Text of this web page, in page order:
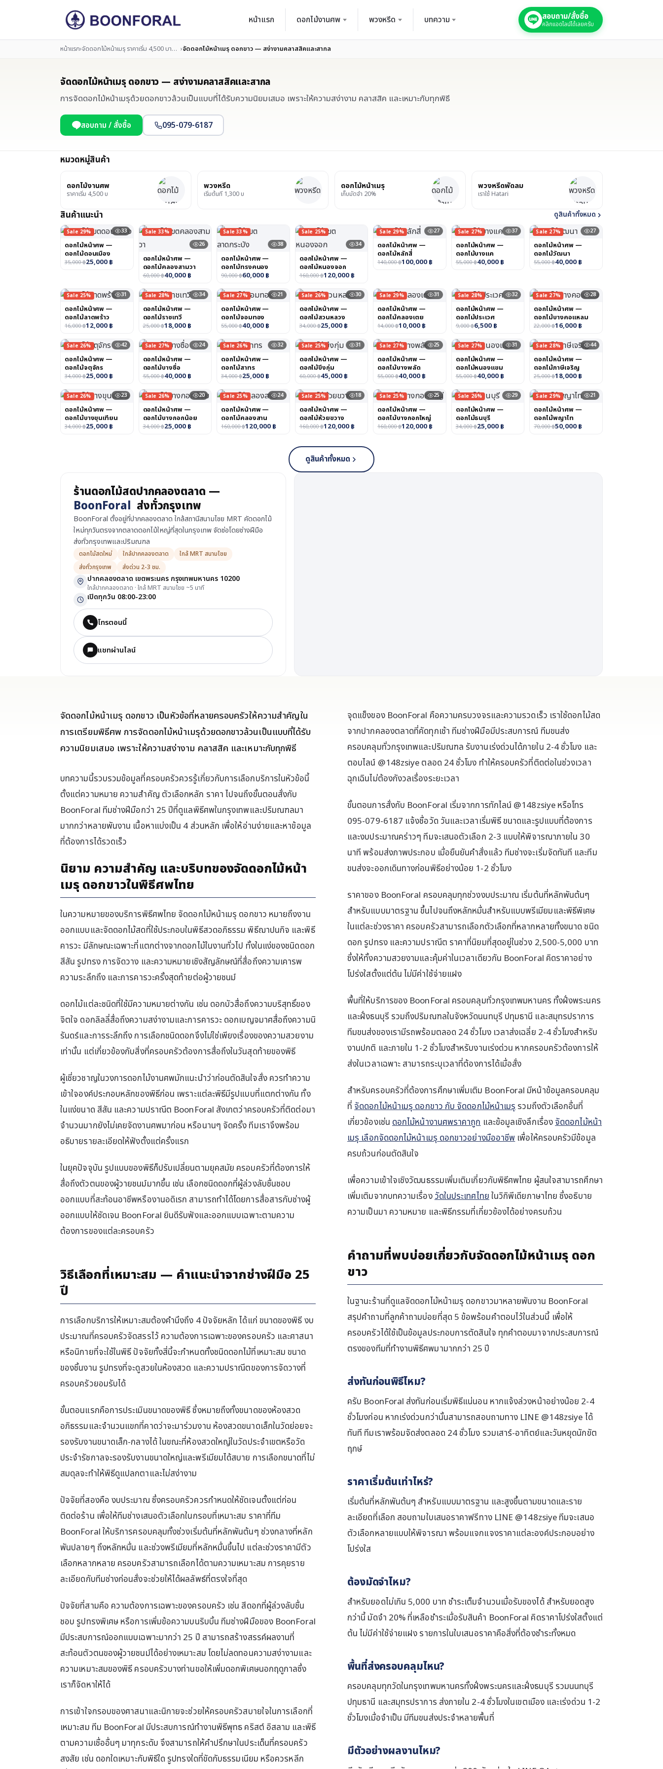
หน้าแรก ดอกไม้งานศพ พวงหรีด บทความ สอบถาม/สั่งซื้อ
คลิกแอดไลน์ได้เลยครับ
หน้าแรก› จัดดอกไม้หน้าเมรุ ราคาเริ่ม 4,500 บาท ครอบคลุมขนาดและสไตล์ทุกพิธี ›จัดดอกไม้หน้าเมรุ ดอกขาว — สง่างามคลาสสิคและสากล
จัดดอกไม้หน้าเมรุ ดอกขาว — สง่างามคลาสสิคและสากล
การจัดดอกไม้หน้าเมรุด้วยดอกขาวล้วนเป็นแบบที่ได้รับความนิยมเสมอ เพราะให้ความสง่างาม คลาสสิค และเหมาะกับทุกพิธี
สอบถาม / สั่งซื้อ 095-079-6187
หมวดหมู่สินค้า
ดอกไม้งานศพ
ราคาเริ่ม 4,500 บ
พวงหรีด
เริ่มต้นที่ 1,300 บ
ดอกไม้หน้าเมรุ
เก็บมัดจำ 20%
พวงหรีดพัดลม
เราใช้ Hatari
สินค้าแนะนำ ดูสินค้าทั้งหมด
Sale 29% 33
ดอกไม้หน้าศพ —
ดอกไม้ดอนเมือง
35,000฿25,000 ฿
Sale 33%
26
ดอกไม้หน้าศพ —
ดอกไม้คลองสามวา
60,000฿40,000 ฿
Sale 33%
38
ดอกไม้หน้าศพ —
ดอกไม้ทรงคนอง
90,000฿60,000 ฿
Sale 25%
34
ดอกไม้หน้าศพ —
ดอกไม้หนองจอก
160,000฿120,000 ฿
Sale 29% 27
ดอกไม้หน้าศพ —
ดอกไม้หลักสี่
140,000฿100,000 ฿
Sale 27% 37
ดอกไม้หน้าศพ —
ดอกไม้บางแค
55,000฿40,000 ฿
Sale 27% 27
ดอกไม้หน้าศพ —
ดอกไม้วัฒนา
55,000฿40,000 ฿
Sale 25% 31
ดอกไม้หน้าศพ —
ดอกไม้ลาดพร้าว
16,000฿12,000 ฿
Sale 28% 34
ดอกไม้หน้าศพ —
ดอกไม้ราชเทวี
25,000฿18,000 ฿
Sale 27% 21
ดอกไม้หน้าศพ —
ดอกไม้จอมทอง
55,000฿40,000 ฿
Sale 26% 30
ดอกไม้หน้าศพ —
ดอกไม้สวนหลวง
34,000฿25,000 ฿
Sale 29% 31
ดอกไม้หน้าศพ —
ดอกไม้คลองเตย
14,000฿10,000 ฿
Sale 28% 32
ดอกไม้หน้าศพ —
ดอกไม้ประเวศ
9,000฿6,500 ฿
Sale 27% 28
ดอกไม้หน้าศพ —
ดอกไม้บางคอแหลม
22,000฿16,000 ฿
Sale 26% 42
ดอกไม้หน้าศพ —
ดอกไม้จตุจักร
34,000฿25,000 ฿
Sale 27% 24
ดอกไม้หน้าศพ —
ดอกไม้บางซื่อ
55,000฿40,000 ฿
Sale 26% 32
ดอกไม้หน้าศพ —
ดอกไม้สาทร
34,000฿25,000 ฿
Sale 25% 31
ดอกไม้หน้าศพ —
ดอกไม้บึงกุ่ม
60,000฿45,000 ฿
Sale 27% 25
ดอกไม้หน้าศพ —
ดอกไม้บางพลัด
55,000฿40,000 ฿
Sale 27% 31
ดอกไม้หน้าศพ —
ดอกไม้หนองแขม
55,000฿40,000 ฿
Sale 28% 44
ดอกไม้หน้าศพ —
ดอกไม้ภาษีเจริญ
25,000฿18,000 ฿
Sale 26% 23
ดอกไม้หน้าศพ —
ดอกไม้บางขุนเทียน
34,000฿25,000 ฿
Sale 26% 20
ดอกไม้หน้าศพ —
ดอกไม้บางกอกน้อย
34,000฿25,000 ฿
Sale 25% 24
ดอกไม้หน้าศพ —
ดอกไม้คลองสาน
160,000฿120,000 ฿
Sale 25% 18
ดอกไม้หน้าศพ —
ดอกไม้ห้วยขวาง
160,000฿120,000 ฿
Sale 25% 25
ดอกไม้หน้าศพ —
ดอกไม้บางกอกใหญ่
160,000฿120,000 ฿
Sale 26% 29
ดอกไม้หน้าศพ —
ดอกไม้ธนบุรี
34,000฿25,000 ฿
Sale 29% 21
ดอกไม้หน้าศพ —
ดอกไม้พญาไท
70,000฿50,000 ฿
ดูสินค้าทั้งหมด
ร้านดอกไม้สดปากคลองตลาด —
BoonForal ส่งทั่วกรุงเทพ
BoonForal ตั้งอยู่ที่ปากคลองตลาด ใกล้สถานีสนามไชย MRT คัดดอกไม้
ใหม่ทุกวันตรงจากตลาดดอกไม้ใหญ่ที่สุดในกรุงเทพ จัดช่อโดยช่างฝีมือ
ส่งทั่วกรุงเทพและปริมณฑล
ดอกไม้สดใหม่ ใกล้ปากคลองตลาด
ใกล้ MRT สนามไชย
ส่งทั่วกรุงเทพ
ส่งด่วน 2-3 ชม.
ปากคลองตลาด เขตพระนคร กรุงเทพมหานคร 10200
ใกล้ปากคลองตลาด · ใกล้ MRT สนามไชย ~5 นาที
เปิดทุกวัน 08:00-23:00
โทรตอนนี้
แชทผ่านไลน์
จัดดอกไม้หน้าเมรุ ดอกขาว เป็นหัวข้อที่หลายครอบครัวให้ความสำคัญใน
การเตรียมพิธีศพ การจัดดอกไม้หน้าเมรุด้วยดอกขาวล้วนเป็นแบบที่ได้รับ
ความนิยมเสมอ เพราะให้ความสง่างาม คลาสสิค และเหมาะกับทุกพิธี
บทความนี้รวบรวมข้อมูลที่ครอบครัวควรรู้เกี่ยวกับการเลือกบริการในหัวข้อนี้
ตั้งแต่ความหมาย ความสำคัญ ตัวเลือกหลัก ราคา ไปจนถึงขั้นตอนสั่งกับ
BoonForal ทีมช่างฝีมือกว่า 25 ปีที่ดูแลพิธีศพในกรุงเทพและปริมณฑลมา
มากกว่าหลายพันงาน เนื้อหาแบ่งเป็น 4 ส่วนหลัก เพื่อให้อ่านง่ายและหาข้อมูล
ที่ต้องการได้รวดเร็ว
นิยาม ความสำคัญ และบริบทของจัดดอกไม้หน้า
เมรุ ดอกขาวในพิธีศพไทย
ในความหมายของบริการพิธีศพไทย จัดดอกไม้หน้าเมรุ ดอกขาว หมายถึงงาน
ออกแบบและจัดดอกไม้สดที่ใช้ประกอบในพิธีสวดอภิธรรม พิธีฌาปนกิจ และพิธี
คารวะ มีลักษณะเฉพาะที่แตกต่างจากดอกไม้ในงานทั่วไป ทั้งในแง่ของชนิดดอก
สีสัน รูปทรง การจัดวาง และความหมายเชิงสัญลักษณ์ที่สื่อถึงความเคารพ
ความระลึกถึง และการคารวะครั้งสุดท้ายต่อผู้วายชนม์
ดอกไม้แต่ละชนิดที่ใช้มีความหมายต่างกัน เช่น ดอกบัวสื่อถึงความบริสุทธิ์ของ
จิตใจ ดอกลิลลี่สื่อถึงความสง่างามและการคารวะ ดอกเบญจมาศสื่อถึงความนิ
รันดร์และการระลึกถึง การเลือกชนิดดอกจึงไม่ใช่เพียงเรื่องของความสวยงาม
เท่านั้น แต่เกี่ยวข้องกับสิ่งที่ครอบครัวต้องการสื่อถึงในวันสุดท้ายของพิธี
ผู้เชี่ยวชาญในวงการดอกไม้งานศพมักแนะนำว่าก่อนตัดสินใจสั่ง ควรทำความ
เข้าใจองค์ประกอบหลักของพิธีก่อน เพราะแต่ละพิธีมีรูปแบบที่แตกต่างกัน ทั้ง
ในแง่ขนาด สีสัน และความปราณีต BoonForal สังเกตว่าครอบครัวที่ติดต่อมา
จำนวนมากยังไม่เคยจัดงานศพมาก่อน หรือนานๆ จัดครั้ง ทีมเราจึงพร้อม
อธิบายรายละเอียดให้ฟังตั้งแต่ครั้งแรก
ในยุคปัจจุบัน รูปแบบของพิธีก็ปรับเปลี่ยนตามยุคสมัย ครอบครัวที่ต้องการให้
สื่อถึงตัวตนของผู้วายชนม์มากขึ้น เช่น เลือกชนิดดอกที่ผู้ล่วงลับชื่นชอบ
ออกแบบที่สะท้อนอาชีพหรืองานอดิเรก สามารถทำได้โดยการสื่อสารกับช่างผู้
ออกแบบให้ชัดเจน BoonForal ยินดีรับฟังและออกแบบเฉพาะตามความ
ต้องการของแต่ละครอบครัว
วิธีเลือกที่เหมาะสม — คำแนะนำจากช่างฝีมือ 25
ปี
การเลือกบริการให้เหมาะสมต้องคำนึงถึง 4 ปัจจัยหลัก ได้แก่ ขนาดของพิธี งบ
ประมาณที่ครอบครัวจัดสรรไว้ ความต้องการเฉพาะของครอบครัว และศาสนา
หรือนิกายที่จะใช้ในพิธี ปัจจัยทั้งสี่นี้จะกำหนดทั้งชนิดดอกไม้ที่เหมาะสม ขนาด
ของชิ้นงาน รูปทรงที่จะดูสวยในห้องสวด และความปราณีตของการจัดวางที่
ครอบครัวยอมรับได้
ขั้นตอนแรกคือการประเมินขนาดของพิธี ซึ่งหมายถึงทั้งขนาดของห้องสวด
อภิธรรมและจำนวนแขกที่คาดว่าจะมาร่วมงาน ห้องสวดขนาดเล็กในวัดย่อยจะ
รองรับงานขนาดเล็ก-กลางได้ ในขณะที่ห้องสวดใหญ่ในวัดประจำเขตหรือวัด
ประจำรัชกาลจะรองรับงานขนาดใหญ่และพรีเมียมได้สบาย การเลือกขนาดที่ไม่
สมดุลจะทำให้พิธีดูแปลกตาและไม่สง่างาม
ปัจจัยที่สองคือ งบประมาณ ซึ่งครอบครัวควรกำหนดให้ชัดเจนตั้งแต่ก่อน
ติดต่อร้าน เพื่อให้ทีมช่างเสนอตัวเลือกในกรอบที่เหมาะสม ราคาที่ทีม
BoonForal ให้บริการครอบคลุมทั้งช่วงเริ่มต้นที่หลักพันต้นๆ ช่วงกลางที่หลัก
พันปลายๆ ถึงหลักหมื่น และช่วงพรีเมียมที่หลักหมื่นขึ้นไป แต่ละช่วงราคามีตัว
เลือกหลากหลาย ครอบครัวสามารถเลือกได้ตามความเหมาะสม การคุยราย
ละเอียดกับทีมช่างก่อนสั่งจะช่วยให้ได้ผลลัพธ์ที่ตรงใจที่สุด
ปัจจัยที่สามคือ ความต้องการเฉพาะของครอบครัว เช่น สีดอกที่ผู้ล่วงลับชื่น
ชอบ รูปทรงพิเศษ หรือการเพิ่มข้อความบนริบบิ้น ทีมช่างฝีมือของ BoonForal
มีประสบการณ์ออกแบบเฉพาะมากว่า 25 ปี สามารถสร้างสรรค์ผลงานที่
สะท้อนตัวตนของผู้วายชนม์ได้อย่างเหมาะสม โดยไม่ลดทอนความสง่างามและ
ความเหมาะสมของพิธี ครอบครัวบางท่านขอให้เพิ่มดอกพิเศษนอกฤดูกาลซึ่ง
เราก็จัดหาให้ได้
การเข้าใจกรอบของศาสนาและนิกายจะช่วยให้ครอบครัวสบายใจในการเลือกที่
เหมาะสม ทีม BoonForal มีประสบการณ์ทำงานพิธีพุทธ คริสต์ อิสลาม และพิธี
ตามความเชื่ออื่นๆ มาทุกระดับ จึงสามารถให้คำปรึกษาในประเด็นที่ครอบครัว
สงสัย เช่น ดอกใดเหมาะกับพิธีใด รูปทรงใดที่ขัดกับธรรมเนียม หรือควรหลีก
จุดแข็งของ BoonForal คือความครบวงจรและความรวดเร็ว เราใช้ดอกไม้สด
จากปากคลองตลาดที่คัดทุกเช้า ทีมช่างฝีมือมีประสบการณ์ ทีมขนส่ง
ครอบคลุมทั่วกรุงเทพและปริมณฑล รับงานเร่งด่วนได้ภายใน 2-4 ชั่วโมง และ
ตอบไลน์ @148zsiye ตลอด 24 ชั่วโมง ทำให้ครอบครัวที่ติดต่อในช่วงเวลา
ฉุกเฉินไม่ต้องกังวลเรื่องระยะเวลา
ขั้นตอนการสั่งกับ BoonForal เริ่มจากการทักไลน์ @148zsiye หรือโทร
095-079-6187 แจ้งชื่อวัด วันและเวลาเริ่มพิธี ขนาดและรูปแบบที่ต้องการ
และงบประมาณคร่าวๆ ทีมจะเสนอตัวเลือก 2-3 แบบให้พิจารณาภายใน 30
นาที พร้อมส่งภาพประกอบ เมื่อยืนยันคำสั่งแล้ว ทีมช่างจะเริ่มจัดทันที และทีม
ขนส่งจะออกเดินทางก่อนพิธีอย่างน้อย 1-2 ชั่วโมง
ราคาของ BoonForal ครอบคลุมทุกช่วงงบประมาณ เริ่มต้นที่หลักพันต้นๆ
สำหรับแบบมาตรฐาน ขึ้นไปจนถึงหลักหมื่นสำหรับแบบพรีเมียมและพิธีพิเศษ
ในแต่ละช่วงราคา ครอบครัวสามารถเลือกตัวเลือกที่หลากหลายทั้งขนาด ชนิด
ดอก รูปทรง และความปราณีต ราคาที่นิยมที่สุดอยู่ในช่วง 2,500-5,000 บาท
ซึ่งให้ทั้งความสวยงามและคุ้มค่าในเวลาเดียวกัน BoonForal คิดราคาอย่าง
โปร่งใสตั้งแต่ต้น ไม่มีค่าใช้จ่ายแฝง
พื้นที่ให้บริการของ BoonForal ครอบคลุมทั่วกรุงเทพมหานคร ทั้งฝั่งพระนคร
และฝั่งธนบุรี รวมถึงปริมณฑลในจังหวัดนนทบุรี ปทุมธานี และสมุทรปราการ
ทีมขนส่งของเรามีรถพร้อมตลอด 24 ชั่วโมง เวลาส่งเฉลี่ย 2-4 ชั่วโมงสำหรับ
งานปกติ และภายใน 1-2 ชั่วโมงสำหรับงานเร่งด่วน หากครอบครัวต้องการให้
ส่งในเวลาเฉพาะ สามารถระบุเวลาที่ต้องการได้เมื่อสั่ง
สำหรับครอบครัวที่ต้องการศึกษาเพิ่มเติม BoonForal มีหน้าข้อมูลครอบคลุม
ที่จัดดอกไม้หน้าเมรุ ดอกขาว กับ จัดดอกไม้หน้าเมรุรวมถึงตัวเลือกอื่นที่
เกี่ยวข้องเช่นดอกไม้หน้างานศพราคาถูกและข้อมูลเชิงลึกเรื่องจัดดอกไม้หน้า
เมรุ เลือกจัดดอกไม้หน้าเมรุ ดอกขาวอย่างมืออาชีพเพื่อให้ครอบครัวมีข้อมูล
ครบถ้วนก่อนตัดสินใจ
เพื่อความเข้าใจเชิงวัฒนธรรมเพิ่มเติมเกี่ยวกับพิธีศพไทย ผู้สนใจสามารถศึกษา
เพิ่มเติมจากบทความเรื่องวัดในประเทศไทยในวิกิพีเดียภาษาไทย ซึ่งอธิบาย
ความเป็นมา ความหมาย และพิธีกรรมที่เกี่ยวข้องได้อย่างครบถ้วน
คำถามที่พบบ่อยเกี่ยวกับจัดดอกไม้หน้าเมรุ ดอก
ขาว
ในฐานะร้านที่ดูแลจัดดอกไม้หน้าเมรุ ดอกขาวมาหลายพันงาน BoonForal
สรุปคำถามที่ลูกค้าถามบ่อยที่สุด 5 ข้อพร้อมคำตอบไว้ในส่วนนี้ เพื่อให้
ครอบครัวได้ใช้เป็นข้อมูลประกอบการตัดสินใจ ทุกคำตอบมาจากประสบการณ์
ตรงของทีมที่ทำงานพิธีศพมามากกว่า 25 ปี
ส่งทันก่อนพิธีไหม?
ครับ BoonForal ส่งทันก่อนเริ่มพิธีแน่นอน หากแจ้งล่วงหน้าอย่างน้อย 2-4
ชั่วโมงก่อน หากเร่งด่วนกว่านั้นสามารถสอบถามทาง LINE @148zsiye ได้
ทันที ทีมเราพร้อมจัดส่งตลอด 24 ชั่วโมง รวมเสาร์-อาทิตย์และวันหยุดนักขัต
ฤกษ์
ราคาเริ่มต้นเท่าไหร่?
เริ่มต้นที่หลักพันต้นๆ สำหรับแบบมาตรฐาน และสูงขึ้นตามขนาดและราย
ละเอียดที่เลือก สอบถามใบเสนอราคาฟรีทาง LINE @148zsiye ทีมจะเสนอ
ตัวเลือกหลายแบบให้พิจารณา พร้อมแจกแจงราคาแต่ละองค์ประกอบอย่าง
โปร่งใส
ต้องมัดจำไหม?
สำหรับยอดไม่เกิน 5,000 บาท ชำระเต็มจำนวนเมื่อรับของได้ สำหรับยอดสูง
กว่านี้ มัดจำ 20% ที่เหลือชำระเมื่อรับสินค้า BoonForal คิดราคาโปร่งใสตั้งแต่
ต้น ไม่มีค่าใช้จ่ายแฝง รายการในใบเสนอราคาคือสิ่งที่ต้องชำระทั้งหมด
พื้นที่ส่งครอบคลุมไหน?
ครอบคลุมทุกวัดในกรุงเทพมหานครทั้งฝั่งพระนครและฝั่งธนบุรี รวมนนทบุรี
ปทุมธานี และสมุทรปราการ ส่งภายใน 2-4 ชั่วโมงในเขตเมือง และเร่งด่วน 1-2
ชั่วโมงเมื่อจำเป็น มีทีมขนส่งประจำหลายพื้นที่
มีตัวอย่างผลงานไหม?